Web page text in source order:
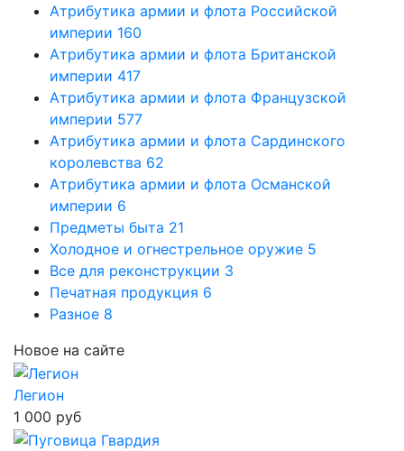
Атрибутика армии и флота Российской
империи 160
Атрибутика армии и флота Британской
империи 417
Атрибутика армии и флота Французской
империи 577
Атрибутика армии и флота Сардинского
королевства 62
Атрибутика армии и флота Османской
империи 6
Предметы быта 21
Холодное и огнестрельное оружие 5
Все для реконструкции 3
Печатная продукция 6
Разное 8
Новое на сайте
Легион
1 000 руб